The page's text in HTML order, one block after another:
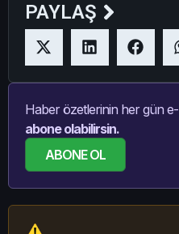
PAYLAŞ
Haber özetlerinin her gün
abone olabilirsin.
ABONE OL